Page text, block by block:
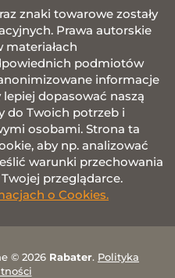
znaki towarowe zostały
Prawa autorskie
materiałach
podmiotów
informacje
dopasować naszą
do Twoich potrzeb i
osobami. Strona ta
aby np. analizować
warunki przechowania
przeglądarce.
o Cookies.
© 2026 Rabater. Polityka